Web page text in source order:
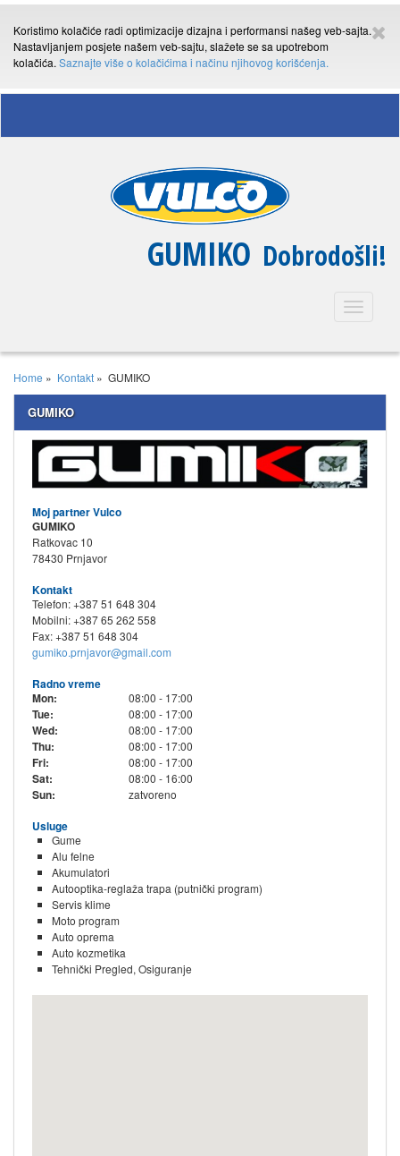
Koristimo kolačiće radi optimizacije dizajna i performansi našeg veb-sajta.
Nastavljanjem posjete našem veb-sajtu, slažete se sa upotrebom
kolačića. Saznajte više o kolačićima i načinu njihovog korišćenja.
GUMIKO Dobrodošli!
Toggle
Home » Kontakt » GUMIKO
GUMIKO
Moj partner Vulco
GUMIKO
Ratkovac 10
78430 Prnjavor
Kontakt
Telefon: +387 51 648 304
Mobilni: +387 65 262 558
Fax: +387 51 648 304
gumiko.prnjavor@gmail.com
Radno vreme
Mon:
08:00 - 17:00
Tue: 08:00 - 17:00
Wed: 08:00 - 17:00
Thu: 08:00 - 17:00
Fri: 08:00 - 17:00
Sat: 08:00 - 16:00
Sun: zatvoreno
Usluge
Gume
Alu felne
Akumulatori
Autooptika-reglaža trapa (putnički program)
Servis klime
Moto program
Auto oprema
Auto kozmetika
Tehnički Pregled, Osiguranje